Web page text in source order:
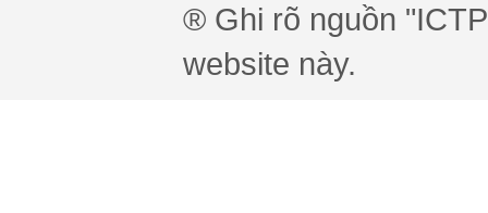
® Ghi rõ nguồn
website này.